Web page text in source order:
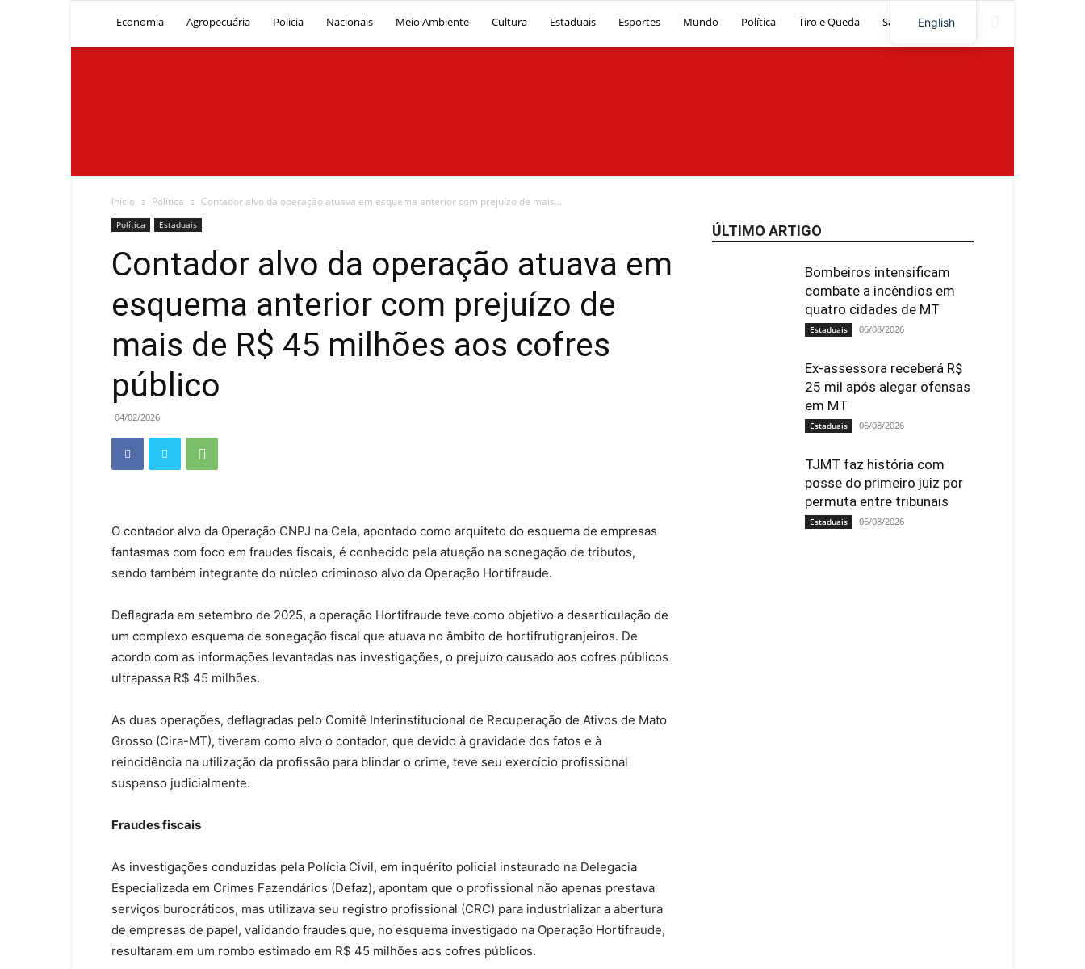
Economia Agropecuária Policia Nacionais Meio Ambiente Cultura Estaduais Esportes Mundo Política Tiro e Queda Saúde Artigos
Diário
News
Início Política Contador alvo da operação atuava em esquema anterior com prejuízo de mais...
Política Estaduais
Contador alvo da operação atuava em
esquema anterior com prejuízo de
mais de R$ 45 milhões aos cofres
público
04/02/2026
O contador alvo da Operação CNPJ na Cela, apontado como arquiteto do esquema de empresas
fantasmas com foco em fraudes fiscais, é conhecido pela atuação na sonegação de tributos,
sendo também integrante do núcleo criminoso alvo da Operação Hortifraude.
Deflagrada em setembro de 2025, a operação Hortifraude teve como objetivo a desarticulação de
um complexo esquema de sonegação fiscal que atuava no âmbito de hortifrutigranjeiros. De
acordo com as informações levantadas nas investigações, o prejuízo causado aos cofres públicos
ultrapassa R$ 45 milhões.
As duas operações, deflagradas pelo Comitê Interinstitucional de Recuperação de Ativos de Mato
Grosso (Cira-MT), tiveram como alvo o contador, que devido à gravidade dos fatos e à
reincidência na utilização da profissão para blindar o crime, teve seu exercício profissional
suspenso judicialmente.
Fraudes fiscais
As investigações conduzidas pela Polícia Civil, em inquérito policial instaurado na Delegacia
Especializada em Crimes Fazendários (Defaz), apontam que o profissional não apenas prestava
serviços burocráticos, mas utilizava seu registro profissional (CRC) para industrializar a abertura
de empresas de papel, validando fraudes que, no esquema investigado na Operação Hortifraude,
resultaram em um rombo estimado em R$ 45 milhões aos cofres públicos.
ÚLTIMO ARTIGO
Bombeiros intensificam
combate a incêndios em
quatro cidades de MT
Estaduais 06/08/2026
Ex-assessora receberá R$
25 mil após alegar ofensas
em MT
Estaduais 06/08/2026
TJMT faz história com
posse do primeiro juiz por
permuta entre tribunais
Estaduais 06/08/2026
English